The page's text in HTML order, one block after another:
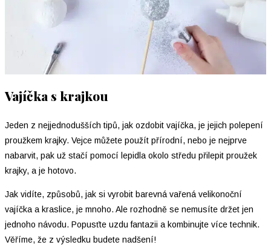
Vajíčka s krajkou
Jeden z nejjednodušších tipů, jak ozdobit vajíčka, je jejich polepení
proužkem krajky. Vejce můžete použít přírodní, nebo je nejprve
nabarvit, pak už stačí pomocí lepidla okolo středu přilepit proužek
krajky, a je hotovo.
Jak vidíte, způsobů, jak si vyrobit barevná vařená velikonoční
vajíčka a kraslice, je mnoho. Ale rozhodně se nemusíte držet jen
jednoho návodu. Popusťte uzdu fantazii a kombinujte více technik.
Věříme, že z výsledku budete nadšení!